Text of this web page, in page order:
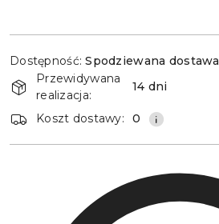
i
dostawa
Dostępność: Spodziewana dostawa
Przewidywana
realizacja:
14 dni
Koszt dostawy: 0